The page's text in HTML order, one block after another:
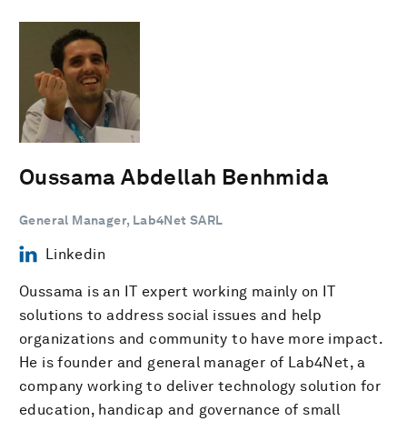
Oussama Abdellah Benhmida
General Manager, Lab4Net SARL
Linkedin
Oussama is an IT expert working mainly on IT
solutions to address social issues and help
organizations and community to have more impact.
He is founder and general manager of Lab4Net, a
company working to deliver technology solution for
education, handicap and governance of small